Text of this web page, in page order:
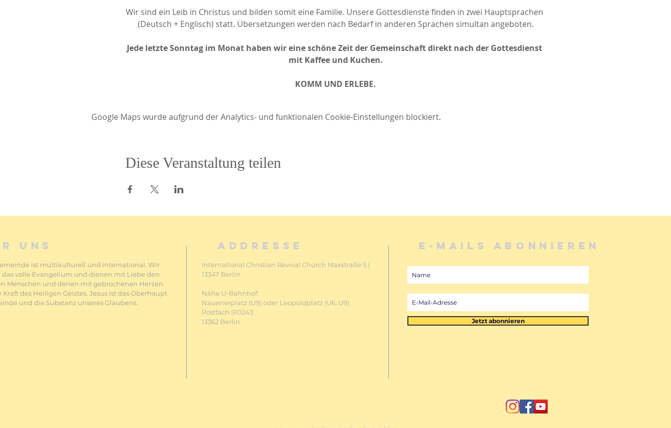
Wir sind ein Leib in Christus und bilden somit eine Familie. Unsere Gottesdienste finden in zwei Hauptsprachen
(Deutsch + Englisch) statt. Übersetzungen werden nach Bedarf in anderen Sprachen simultan angeboten.
Jede letzte Sonntag im Monat haben wir eine schöne Zeit der Gemeinschaft direkt nach der Gottesdienst
mit Kaffee und Kuchen.
KOMM UND ERLEBE.
Google Maps wurde aufgrund der Analytics- und funktionalen Cookie-Einstellungen blockiert.
Diese Veranstaltung teilen
UNS
ist multikulturell und international. Wir
volle Evangelium und dienen mit Liebe den
Menschen und denen mit gebrochenen Herzen
des Heiligen Geistes. Jesus ist das Oberhaupt
und die Substanz unseres Glaubens.
ADDRESSE
International Christian Revival Church Maxstraße 5 |
13347 Berlin
Nähe U-Bahnhof:
Nauenerplatz (U9) oder Leopoldplatz (U6, U9)
Postfach 510243
13362 Berlin
E-MAILS ABONNIEREN
Jetzt abonnieren